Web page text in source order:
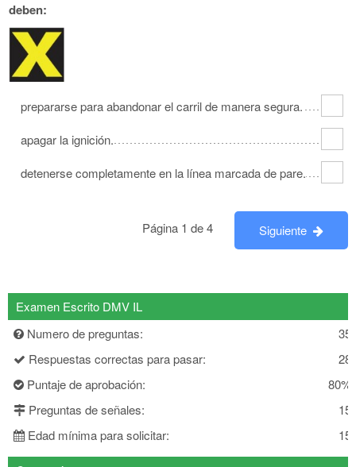
deben:
prepararse para abandonar el carril de manera segura.
apagar la ignición.
detenerse completamente en la línea marcada de pare.
Página 1 de 4 Siguiente
Examen Escrito DMV IL
Numero de preguntas:
35
Respuestas correctas para pasar:
28
Puntaje de aprobación:
80%
Preguntas de señales:
15
Edad mínima para solicitar:
15